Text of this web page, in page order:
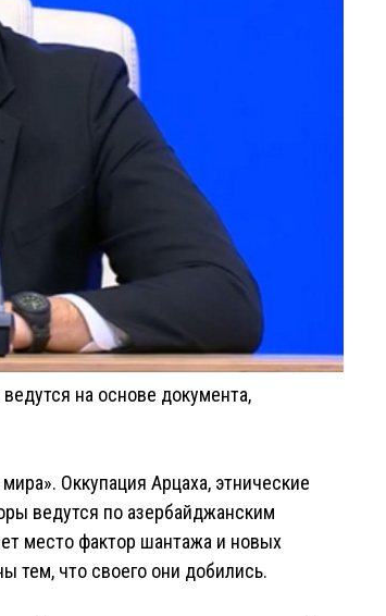
на основе документа,
Оккупация Арцаха, этнические
ведутся по азербайджанским
место фактор шантажа и новых
тем, что своего они добились.